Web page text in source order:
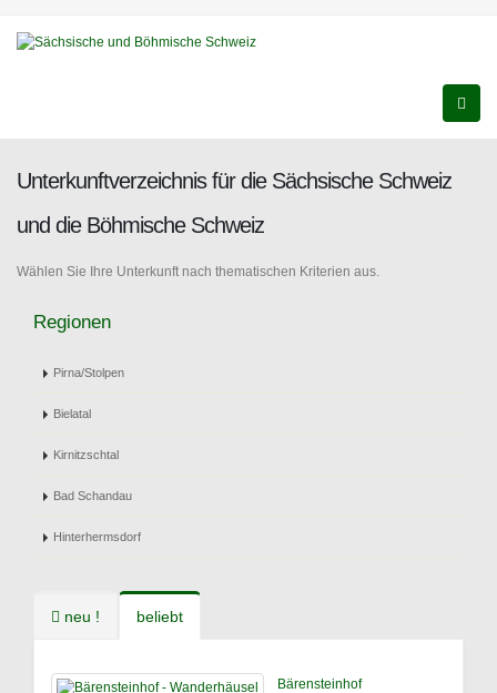
Unterkunftverzeichnis für die Sächsische Schweiz
und die Böhmische Schweiz
Wählen Sie Ihre Unterkunft nach thematischen Kriterien aus.
Regionen
Pirna/Stolpen
Bielatal
Kirnitzschtal
Bad Schandau
Hinterhermsdorf
neu ! beliebt
Bärensteinhof